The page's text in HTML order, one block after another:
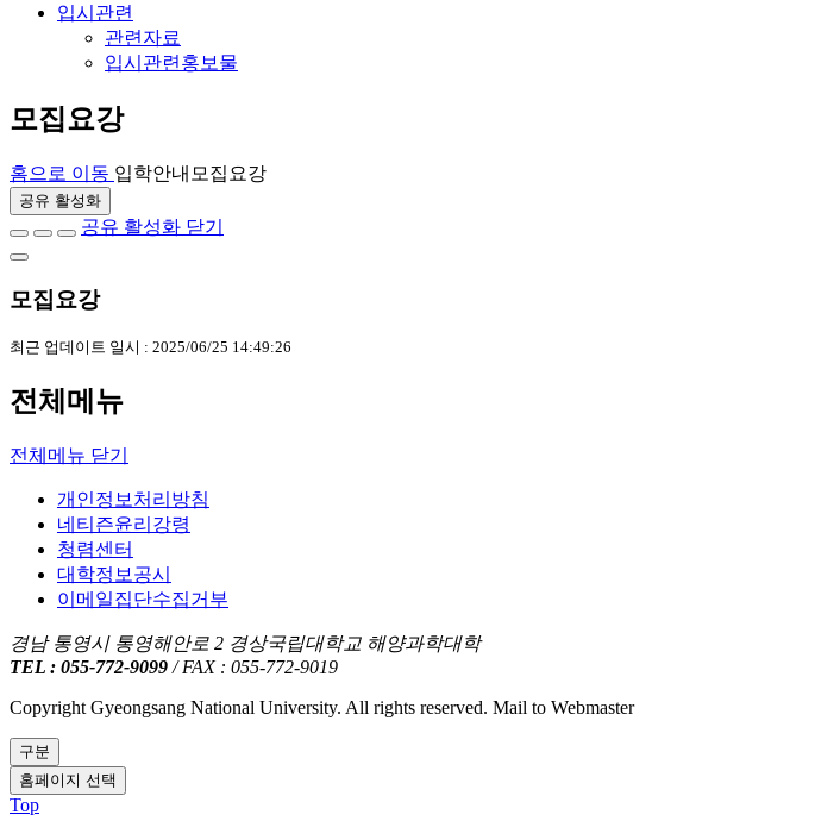
입시관련
관련자료
입시관련홍보물
모집요강
홈으로 이동 입학안내 모집요강
공유 활성화
공유 활성화 닫기
모집요강
최근 업데이트 일시 : 2025/06/25 14:49:26
전체메뉴
전체메뉴 닫기
개인정보처리방침
네티즌윤리강령
청렴센터
대학정보공시
이메일집단수집거부
경남 통영시 통영해안로 2 경상국립대학교 해양과학대학
TEL : 055-772-9099 / FAX : 055-772-9019
Copyright Gyeongsang National University. All rights reserved. Mail to Webmaster
구분
홈페이지 선택
Top